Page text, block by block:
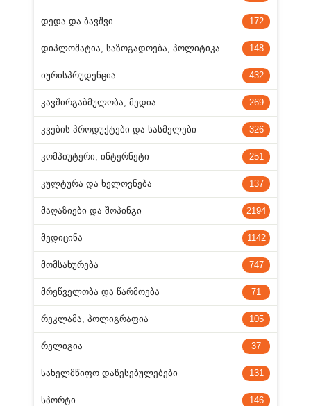
ᲓᲔᲓᲐ ᲓᲐ ᲑᲐᲕᲨᲕᲘ 172
ᲓᲘᲞᲚᲝᲛᲐᲢᲘᲐ, ᲡᲐᲖᲝᲒᲐᲓᲝᲔᲑᲐ, ᲞᲝᲚᲘᲢᲘᲙᲐ 148
ᲘᲣᲠᲘᲡᲞᲠᲣᲓᲔᲜᲪᲘᲐ 432
ᲙᲐᲕᲨᲘᲠᲒᲐᲑᲛᲣᲚᲝᲑᲐ, ᲛᲔᲓᲘᲐ 269
ᲙᲕᲔᲑᲘᲡ ᲞᲠᲝᲓᲣᲥᲢᲔᲑᲘ ᲓᲐ ᲡᲐᲡᲛᲔᲚᲔᲑᲘ 326
ᲙᲝᲛᲞᲘᲣᲢᲔᲠᲘ, ᲘᲜᲢᲔᲠᲜᲔᲢᲘ 251
ᲙᲣᲚᲢᲣᲠᲐ ᲓᲐ ᲮᲔᲚᲝᲕᲜᲔᲑᲐ 137
ᲛᲐᲦᲐᲖᲘᲔᲑᲘ ᲓᲐ ᲨᲝᲞᲘᲜᲒᲘ 2194
ᲛᲔᲓᲘᲪᲘᲜᲐ 1142
ᲛᲝᲛᲡᲐᲮᲣᲠᲔᲑᲐ 747
ᲛᲠᲔᲬᲕᲔᲚᲝᲑᲐ ᲓᲐ ᲬᲐᲠᲛᲝᲔᲑᲐ 71
ᲠᲔᲙᲚᲐᲛᲐ, ᲞᲝᲚᲘᲒᲠᲐᲤᲘᲐ 105
ᲠᲔᲚᲘᲒᲘᲐ 37
ᲡᲐᲮᲔᲚᲛᲬᲘᲤᲝ ᲓᲐᲬᲔᲡᲔᲑᲣᲚᲔᲑᲔᲑᲘ 131
ᲡᲞᲝᲠᲢᲘ 146